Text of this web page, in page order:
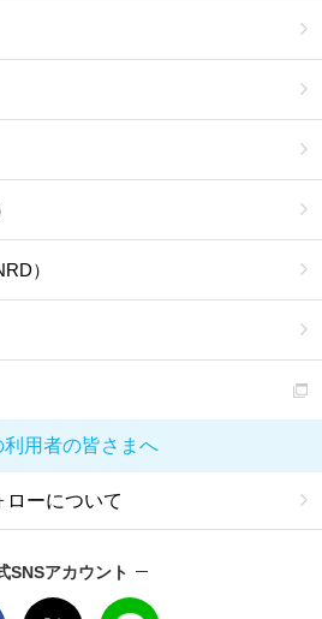
）
利用者の皆さまへ
ローについて
SNSアカウント